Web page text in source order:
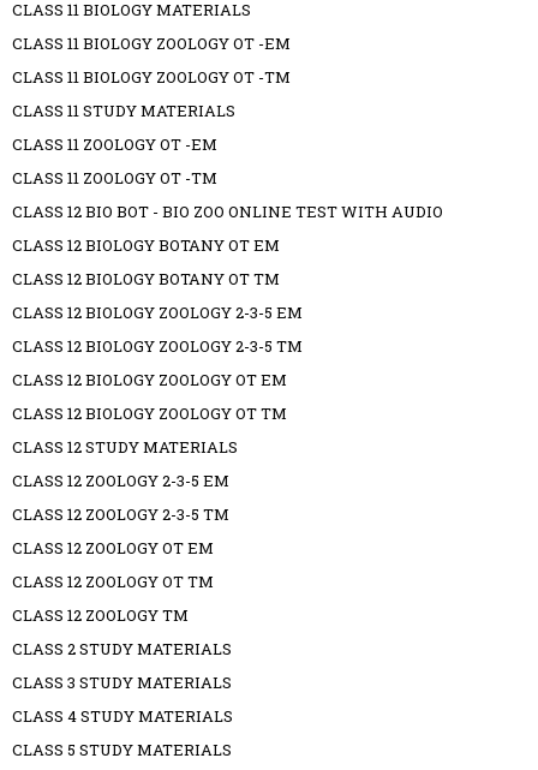
CLASS 11 BIOLOGY MATERIALS
CLASS 11 BIOLOGY ZOOLOGY OT -EM
CLASS 11 BIOLOGY ZOOLOGY OT -TM
CLASS 11 STUDY MATERIALS
CLASS 11 ZOOLOGY OT -EM
CLASS 11 ZOOLOGY OT -TM
CLASS 12 BIO BOT - BIO ZOO ONLINE TEST WITH AUDIO
CLASS 12 BIOLOGY BOTANY OT EM
CLASS 12 BIOLOGY BOTANY OT TM
CLASS 12 BIOLOGY ZOOLOGY 2-3-5 EM
CLASS 12 BIOLOGY ZOOLOGY 2-3-5 TM
CLASS 12 BIOLOGY ZOOLOGY OT EM
CLASS 12 BIOLOGY ZOOLOGY OT TM
CLASS 12 STUDY MATERIALS
CLASS 12 ZOOLOGY 2-3-5 EM
CLASS 12 ZOOLOGY 2-3-5 TM
CLASS 12 ZOOLOGY OT EM
CLASS 12 ZOOLOGY OT TM
CLASS 12 ZOOLOGY TM
CLASS 2 STUDY MATERIALS
CLASS 3 STUDY MATERIALS
CLASS 4 STUDY MATERIALS
CLASS 5 STUDY MATERIALS